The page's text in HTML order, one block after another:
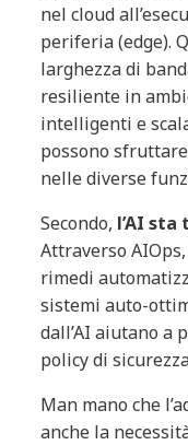
nel cloud
periferia (edge).
larghezza di
resiliente in
intelligenti e
possono
nelle diverse
Secondo, l’AI
Attraverso
rimedi
sistemi auto-
dall’AI aiutano a
policy di
Man mano che
anche la